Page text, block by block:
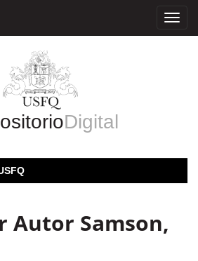
Digital
Autor Samson,